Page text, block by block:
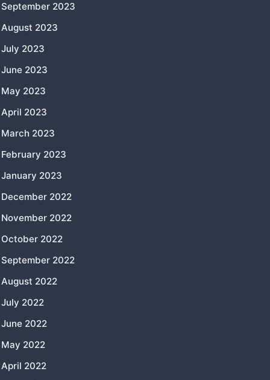
September 2023
August 2023
July 2023
June 2023
May 2023
April 2023
March 2023
February 2023
January 2023
December 2022
November 2022
October 2022
September 2022
August 2022
July 2022
June 2022
May 2022
April 2022